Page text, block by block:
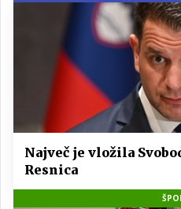
Največ je vložila
Resnica